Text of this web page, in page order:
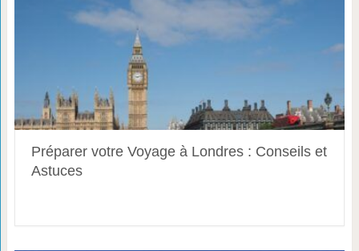
Préparer votre Voyage à Londres : Conseils et
Astuces